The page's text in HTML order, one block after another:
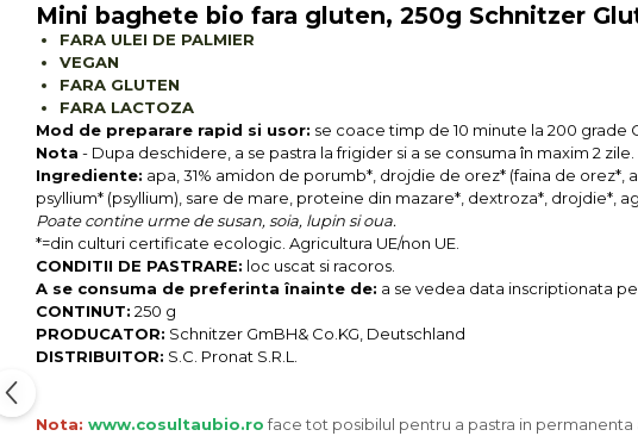
Sosuri, Ketchup bio
Pudre si prafuri
Supe
Conserve, Pateuri, creme
tartinabile
Masline
Leguminoase si seminte
Fermenti si gelifianti
Produse din soia
Sare si inlocuitori
Produse care inlocuiesc carnea
Unt, alternativa unt
Paste
Mini baghete bio fara gluten, 250g Schnitzer
FARA ULEI DE PALMIER
VEGAN
FARA GLUTEN
FARA LACTOZA
Mod de preparare rapid si usor: se coace timp de 10 minute la 200 grade
Nota - Dupa deschidere, a se pastra la frigider si a se consuma în maxim 2 zile.
Ingrediente: apa, 31% amidon de porumb*, drojdie de orez* (faina de
psyllium* (psyllium), sare de mare, proteine din mazare*, dextroza*, drojdie*,
Poate contine urme de susan, soia, lupin si oua.
*=din culturi certificate ecologic. Agricultura UE/non UE.
CONDITII DE PASTRARE: loc uscat si racoros.
A se consuma de preferinta înainte de: a se vedea data inscriptionata
CONTINUT: 250 g
PRODUCATOR: Schnitzer GmBH& Co.KG, Deutschland
DISTRIBUITOR: S.C. Pronat S.R.L.
Nota: www.cosultaubio.roface tot posibilul pentru a pastra in